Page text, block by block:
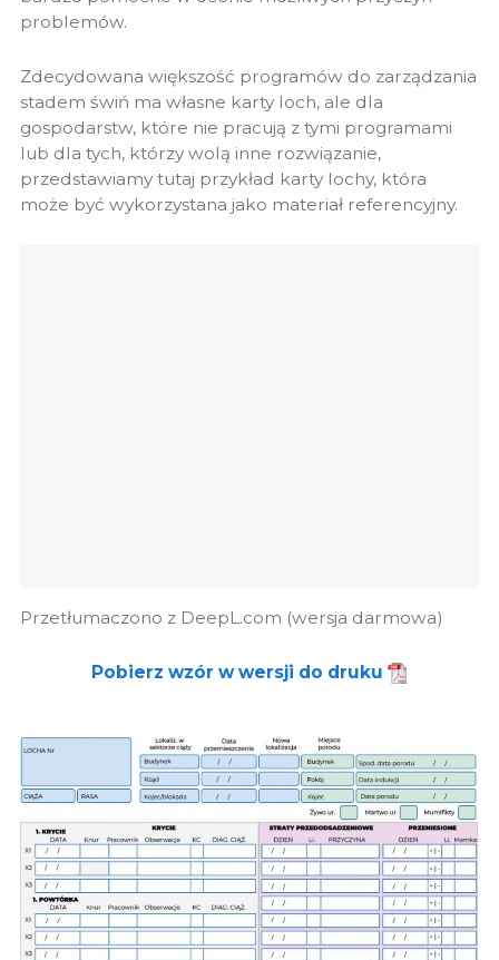
problemów.
Zdecydowana większość programów do zarządzania
stadem świń ma własne karty loch, ale dla
gospodarstw, które nie pracują z tymi programami
lub dla tych, którzy wolą inne rozwiązanie,
przedstawiamy tutaj przykład karty lochy, która
może być wykorzystana jako materiał referencyjny.
Przetłumaczono z DeepL.com (wersja darmowa)
Pobierz wzór w wersji do druku